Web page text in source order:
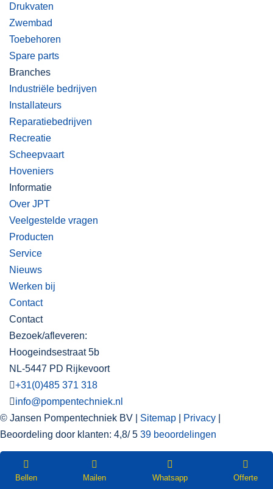
Drukvaten
Zwembad
Toebehoren
Spare parts
Branches
Industriële bedrijven
Installateurs
Reparatiebedrijven
Recreatie
Scheepvaart
Hoveniers
Informatie
Over JPT
Veelgestelde vragen
Producten
Service
Nieuws
Werken bij
Contact
Contact
Bezoek/afleveren:
Hoogeindsestraat 5b
NL-5447 PD Rijkevoort
+31(0)485 371 318
info@pompentechniek.nl
© Jansen Pompentechniek BV | Sitemap Privacy
Beoordeling door klanten: 4,8/5 39 beoordelingen
WEBSHOP Nieuwsbrief
Bellen Mailen Whatsapp Offerte